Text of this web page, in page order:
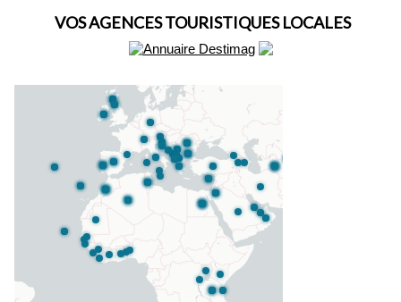
VOS AGENCES TOURISTIQUES LOCALES